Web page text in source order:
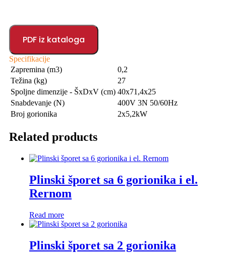
PDF iz kataloga
Specifikacije
Zapremina (m3)
0,2
Težina (kg)
27
Spoljne dimenzije - ŠxDxV (cm) 40x71,4x25
Snabdevanje (N)
400V 3N 50/60Hz
Broj gorionika
2x5,2kW
Related products
Plinski šporet sa 6 gorionika i el.
Rernom
Read more
Plinski šporet sa 2 gorionika